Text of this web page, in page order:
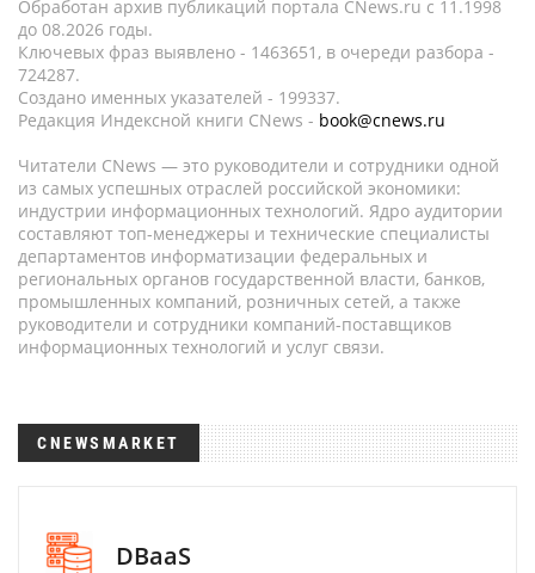
Обработан архив публикаций портала CNews.ru c 11.1998
до 08.2026 годы.
Ключевых фраз выявлено - 1463651, в очереди разбора -
724287.
Создано именных указателей - 199337.
Редакция Индексной книги CNews - book@cnews.ru
Читатели CNews — это руководители и сотрудники одной
из самых успешных отраслей российской экономики:
индустрии информационных технологий. Ядро аудитории
составляют топ-менеджеры и технические специалисты
департаментов информатизации федеральных и
региональных органов государственной власти, банков,
промышленных компаний, розничных сетей, а также
руководители и сотрудники компаний-поставщиков
информационных технологий и услуг связи.
CNEWSMARKET
DBaaS